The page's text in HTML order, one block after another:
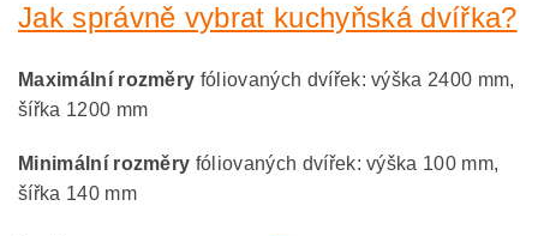
Jak správně vybrat kuchyňská dvířka?
Maximální rozměry fóliovaných dvířek: výška 2400 mm,
šířka 1200 mm
Minimální rozměry fóliovaných dvířek: výška 100 mm,
šířka 140 mm